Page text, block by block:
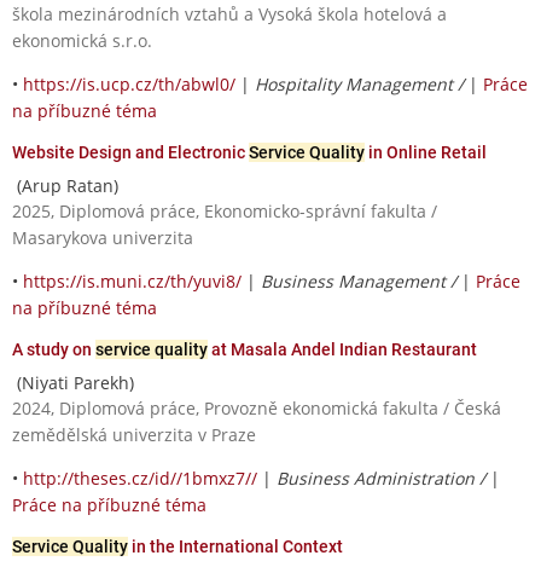
škola mezinárodních vztahů a Vysoká škola hotelová a
ekonomická s.r.o.
• https://is.ucp.cz/th/abwl0/ | Hospitality Management / | Práce
na příbuzné téma
Website Design and ElectronicService Quality in Online Retail
(Arup Ratan)
2025, Diplomová práce, Ekonomicko-správní fakulta /
Masarykova univerzita
• https://is.muni.cz/th/yuvi8/ | Business Management / | Práce
na příbuzné téma
A study on service qualityat Masala Andel Indian Restaurant
(Niyati Parekh)
2024, Diplomová práce, Provozně ekonomická fakulta / Česká
zemědělská univerzita v Praze
• http://theses.cz/id//1bmxz7// | Business Administration / |
Práce na příbuzné téma
Service Quality in the International Context